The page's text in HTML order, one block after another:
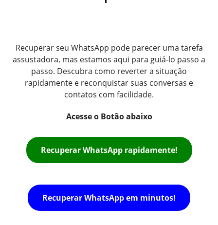
Recuperar seu WhatsApp pode parecer uma tarefa
assustadora, mas estamos aqui para guiá-lo passo a
passo. Descubra como reverter a situação
rapidamente e reconquistar suas conversas e
contatos com facilidade.
Acesse o Botão abaixo
Recuperar WhatsApp rapidamente!
Recuperar WhatsApp em minutos!